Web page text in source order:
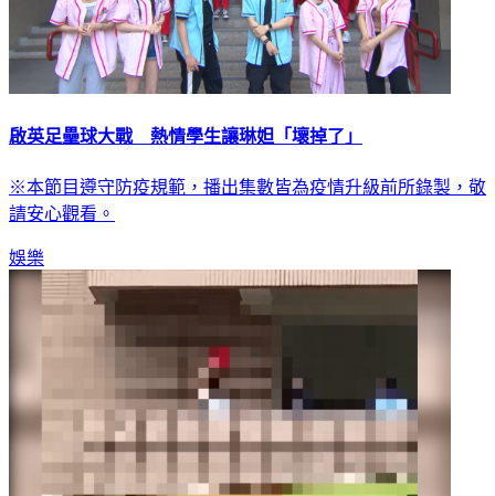
啟英足壘球大戰 熱情學生讓琳妲「壞掉了」
※本節目遵守防疫規範，播出集數皆為疫情升級前所錄製，敬
請安心觀看。
娛樂